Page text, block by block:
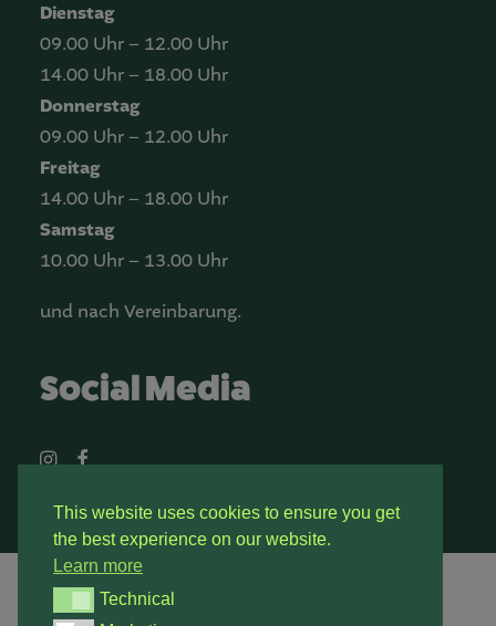
Dienstag
09.00 Uhr – 12.00 Uhr
14.00 Uhr – 18.00 Uhr
Donnerstag
09.00 Uhr – 12.00 Uhr
Freitag
14.00 Uhr – 18.00 Uhr
Samstag
10.00 Uhr – 13.00 Uhr
und nach Vereinbarung.
Social Media
This website uses cookies to ensure you get
the best experience on our website.
Learn more
Technical
Technical